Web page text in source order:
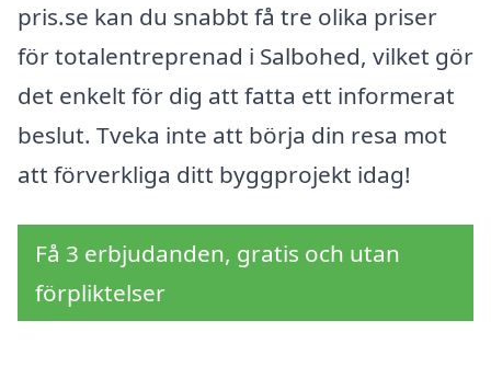
pris.se kan du snabbt få tre olika priser
för totalentreprenad i Salbohed, vilket gör
det enkelt för dig att fatta ett informerat
beslut. Tveka inte att börja din resa mot
att förverkliga ditt byggprojekt idag!
Få 3 erbjudanden, gratis och utan
förpliktelser